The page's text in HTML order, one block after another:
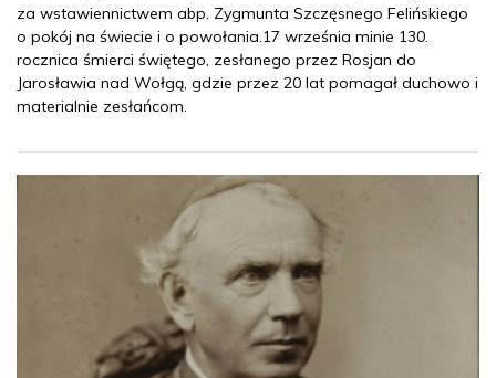
za wstawiennictwem abp. Zygmunta Szczęsnego Felińskiego
o pokój na świecie i o powołania.17 września minie 130.
rocznica śmierci świętego, zesłanego przez Rosjan do
Jarosławia nad Wołgą, gdzie przez 20 lat pomagał duchowo i
materialnie zesłańcom.